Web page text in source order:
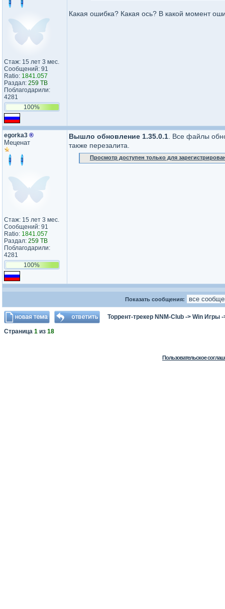
Стаж: 15 лет 3 мес.
Сообщений: 91
Ratio: 1841.057
Раздал: 259 TB
Поблагодарили:
4281
100%
Какая ошибка? Какая ось? В какой момент
egorka3 ®
Меценат
Стаж: 15 лет 3 мес.
Сообщений: 91
Ratio: 1841.057
Раздал: 259 TB
Поблагодарили:
4281
100%
Вышло обновление 1.35.0.1 . Все файлы
также перезалита.
Просмотр доступен только для
Показать сообщения:
Торрент-трекер NNM-Club -> Win Игры
Страница 1 из 18
Пользовательское